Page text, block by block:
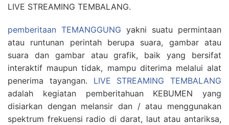
LIVE STREAMING TEMBALANG.
pemberitaan TEMANGGUNG yakni suatu permintaan
atau runtunan perintah berupa suara, gambar atau
suara dan gambar atau grafik, baik yang bersifat
interaktif maupun tidak, mampu diterima melalui alat
penerima tayangan. LIVE STREAMING TEMBALANG
adalah kegiatan pemberitahuan KEBUMEN yang
disiarkan dengan melansir dan / atau menggunakan
spektrum frekuensi radio di darat, laut atau antariksa,